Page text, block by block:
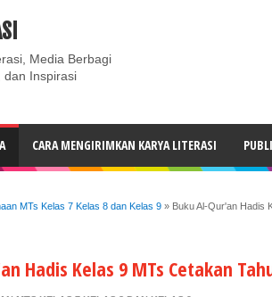
Media Berbagi
dan Inspirasi
CARA MENGIRIMKAN KARYA LITERASI
MTs Kelas 7 Kelas 8 dan Kelas 9 » Buku Al-Qur'an Hadis
Hadis Kelas 9 MTs Cetakan